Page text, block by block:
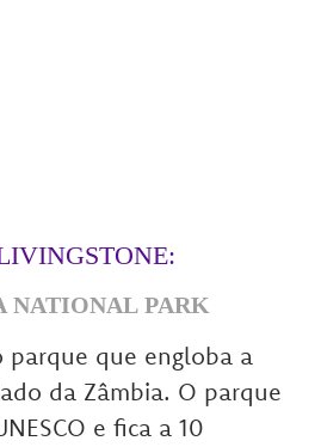
NATIONAL PARK
parque que engloba a
da Zâmbia. O parque
e fica a 10